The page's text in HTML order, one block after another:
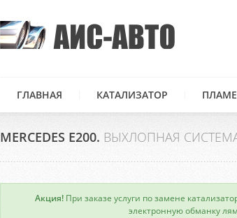
ГЛАВНАЯ КАТАЛИЗАТОР
MERCEDES E200. ВЫХЛОПНАЯ
Акция!При заказе услуги по замене
электронную обманку
×